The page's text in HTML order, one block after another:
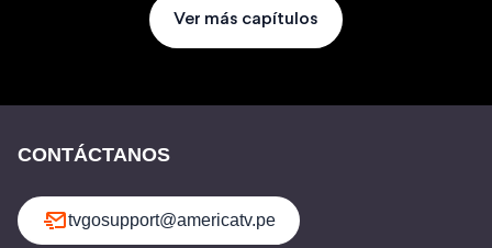
Ver más capítulos
CONTÁCTANOS
tvgosupport@americatv.pe